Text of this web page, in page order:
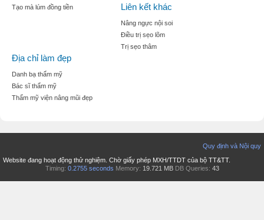
Tạo mà lúm đồng tiền
Liên kết khác
Nâng ngực nội soi
Điều trị sẹo lõm
Trị sẹo thâm
Địa chỉ làm đẹp
Danh bạ thẩm mỹ
Bác sĩ thẩm mỹ
Thẩm mỹ viện nâng mũi đẹp
Quy định và Nội quy
Website đang hoạt động thử nghiệm. Chờ giấy phép MXH/TTDT của bộ TT&TT.
Timing: 0.2755 seconds Memory: 19.721 MB DB Queries: 43